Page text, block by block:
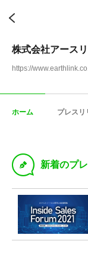
株式会社アース
https://
ホーム プレスリ
D 新着のプ